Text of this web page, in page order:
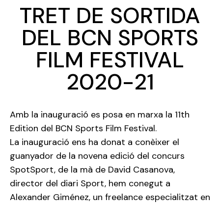
TRET DE SORTIDA
DEL BCN SPORTS
FILM FESTIVAL
2020-21
Amb la inauguració es posa en marxa la 11th
Edition del BCN Sports Film Festival.
La inauguració ens ha donat a conèixer el
guanyador de la novena edició del concurs
SpotSport, de la mà de David Casanova,
director del diari Sport, hem conegut a
Alexander Giménez, un freelance especialitzat en